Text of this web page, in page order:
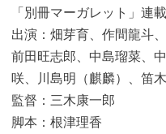
「別冊マーガレット」連載
出演：畑芽育、作間龍斗
前田旺志郎、中島瑠菜、
咲、川島明（麒麟）、笛
監督：三木康一郎
脚本：根津理香